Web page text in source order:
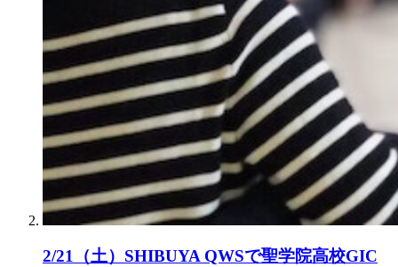
2/21（土）SHIBUYA QWSで聖学院高校GIC